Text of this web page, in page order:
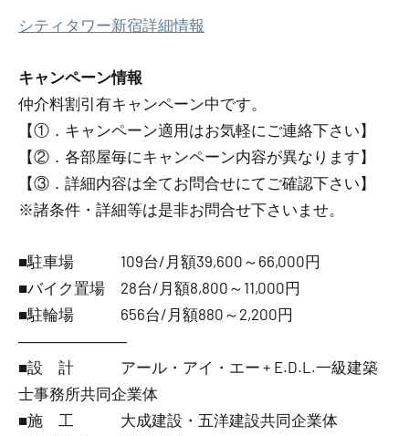
シティタワー新宿詳細情報
キャンペーン情報
仲介料割引有キャンペーン中です。
【①．キャンペーン適用はお気軽にご連絡下さい】
【②．各部屋毎にキャンペーン内容が異なります】
【③．詳細内容は全てお問合せにてご確認下さい】
※諸条件・詳細等は是非お問合せ下さいませ。
■駐車場 109台/月額39,600～66,000円
■バイク置場 28台/月額8,800～11,000円
■駐輪場 656台/月額880～2,200円
―――――――
■設 計 アール・アイ・エー + E.D.L.一級建築
士事務所共同企業体
■施 工 大成建設・五洋建設共同企業体